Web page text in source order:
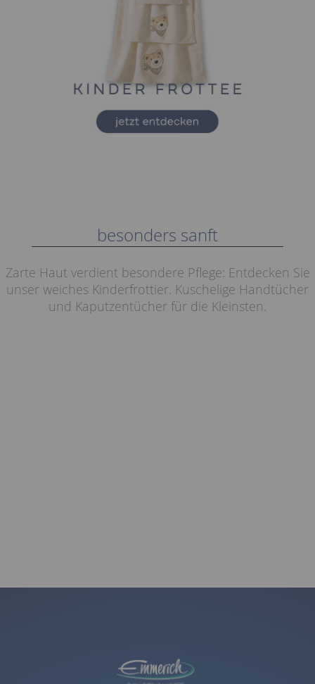
besonders sanft
Zarte Haut verdient besondere Pflege: Entdecken Sie
unser weiches Kinderfrottier. Kuschelige Handtücher
und Kaputzentücher für die Kleinsten.